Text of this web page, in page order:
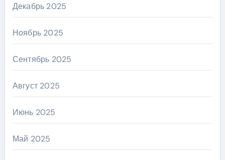
Декабрь 2025
Ноябрь 2025
Сентябрь 2025
Август 2025
Июнь 2025
Май 2025